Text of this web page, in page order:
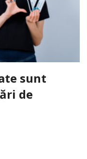
sunt
de